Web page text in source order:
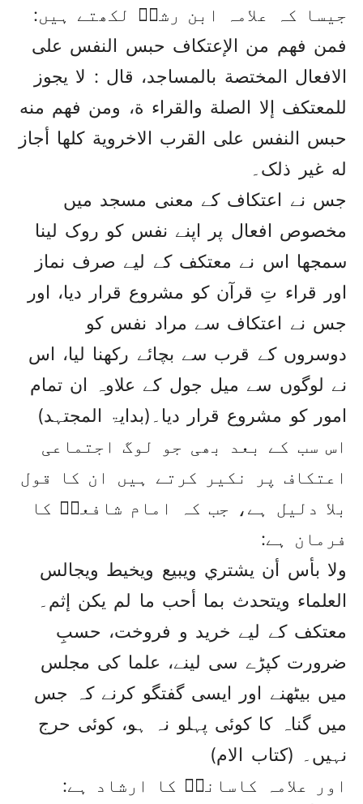
جیسا کہ علامہ ابن رشدؒ لکھتے ہیں:
فمن فهم من الإعتکاف حبس النفس علی
الافعال المختصة بالمساجد، قال : لا يجوز
للمعتکف إلا الصلة والقراء ة، ومن فهم منه
حبس النفس علی القرب الاخروية کلها أجاز
له غير ذلک۔
جس نے اعتکاف کے معنی مسجد میں
مخصوص افعال پر اپنے نفس کو روک لینا
سمجھا اس نے معتکف کے لیے صرف نماز
اور قراء تِ قرآن کو مشروع قرار دیا، اور
جس نے اعتکاف سے مراد نفس کو
دوسروں کے قرب سے بچائے رکھنا لیا، اس
نے لوگوں سے میل جول کے علاوہ ان تمام
امور کو مشروع قرار دیا۔(بدایۃ المجتہد)
اس سب کے بعد بھی جو لوگ اجتماعی
اعتکاف پر نکیر کرتے ہیں ان کا قول
بلا دلیل ہے، جب کہ امام شافعیؒ کا
فرمان ہے:
ولا بأس أن يشتري ويبيع ويخيط ويجالس
العلماء ويتحدث بما أحب ما لم يکن إثم۔
معتکف کے لیے خرید و فروخت، حسبِ
ضرورت کپڑے سی لینے، علما کی مجلس
میں بیٹھنے اور ایسی گفتگو کرنے کہ جس
میں گناہ کا کوئی پہلو نہ ہو، کوئی حرج
نہیں۔ (کتاب الام)
اور علامہ کاسانیؒ کا ارشاد ہے: